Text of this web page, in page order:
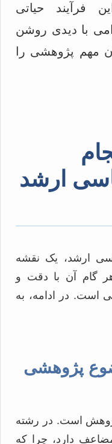
فرآیند حیاتی
با دیدی روشن
مهم پژوهشی را
ارشد
ارشد، یک نقشه
گام آن با دقت و
است. در ادامه، به
پژوهشی
است. در رشته
مضاعف دارد، چرا که